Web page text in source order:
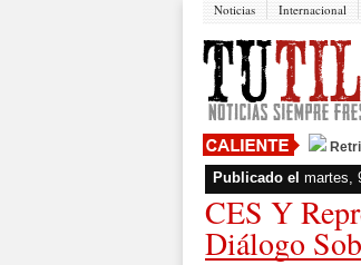
Noticias Internacional
Publicado el martes,
CES Y
Diálogo